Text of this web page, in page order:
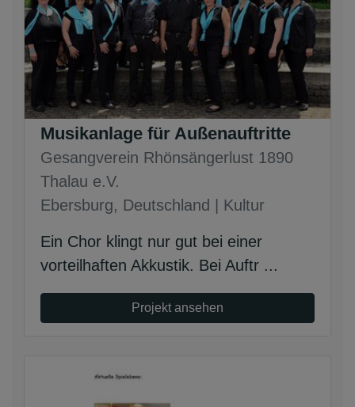
Musikanlage für Außenauftritte
Gesangverein Rhönsängerlust 1890
Thalau e.V.
Ebersburg, Deutschland | Kultur
Ein Chor klingt nur gut bei einer
vorteilhaften Akkustik. Bei Auftr ...
Projekt ansehen